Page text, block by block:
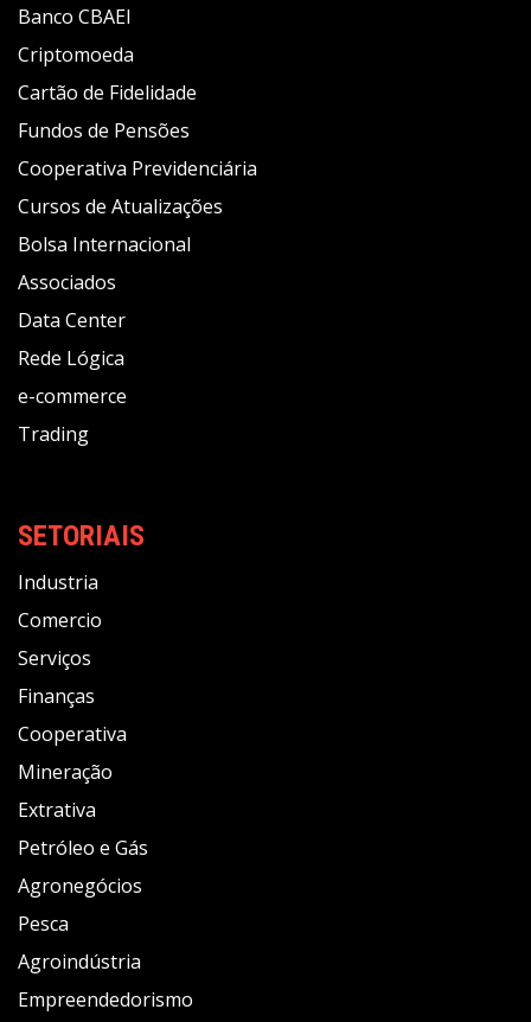
Banco CBAEI
Criptomoeda
Cartão de Fidelidade
Fundos de Pensões
Cooperativa Previdenciária
Cursos de Atualizações
Bolsa Internacional
Associados
Data Center
Rede Lógica
e-commerce
Trading
SETORIAIS
Industria
Comercio
Serviços
Finanças
Cooperativa
Mineração
Extrativa
Petróleo e Gás
Agronegócios
Pesca
Agroindústria
Empreendedorismo